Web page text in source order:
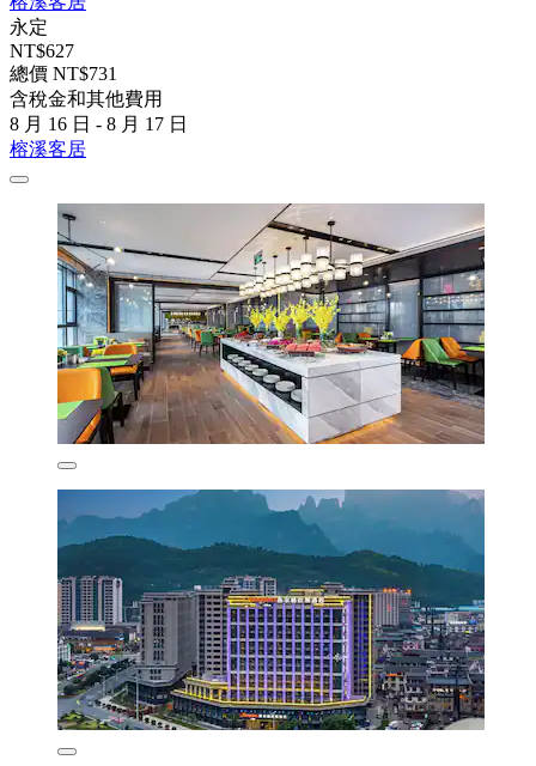
永定
NT$627
總價 NT$731
含稅金和其他費用
8 月 16 日 - 8 月 17 日
榕溪客居